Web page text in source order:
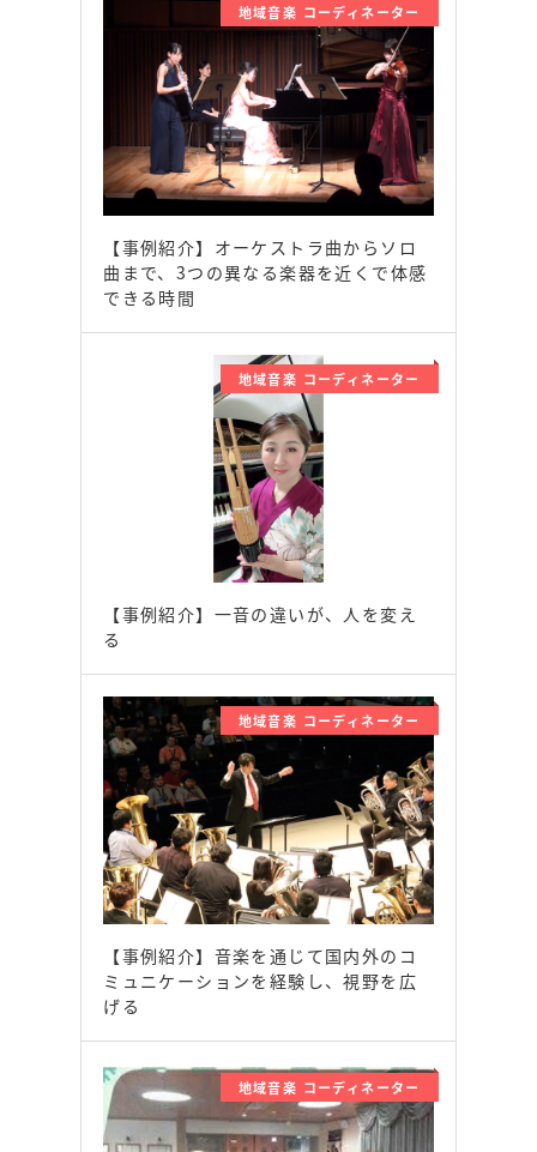
地域音楽 コーディネーター
【事例紹介】オーケストラ曲からソロ
曲まで、3つの異なる楽器を近くで体感
できる時間
地域音楽 コーディネーター
【事例紹介】一音の違いが、人を変え
る
地域音楽 コーディネーター
【事例紹介】音楽を通じて国内外のコ
ミュニケーションを経験し、視野を広
げる
地域音楽 コーディネーター